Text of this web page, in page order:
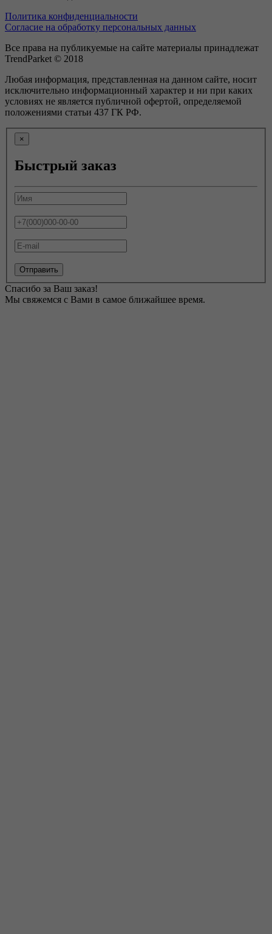
Политика конфиденциальности
Согласие на обработку персональных данных
Все права на публикуемые на сайте материалы принадлежат
TrendParket © 2018
Любая информация, представленная на данном сайте, носит
исключительно информационный характер и ни при каких
условиях не является публичной офертой, определяемой
положениями статьи 437 ГК РФ.
×
Быстрый заказ
Отправить
Спасибо за Ваш заказ!
Мы свяжемся с Вами в самое ближайшее время.